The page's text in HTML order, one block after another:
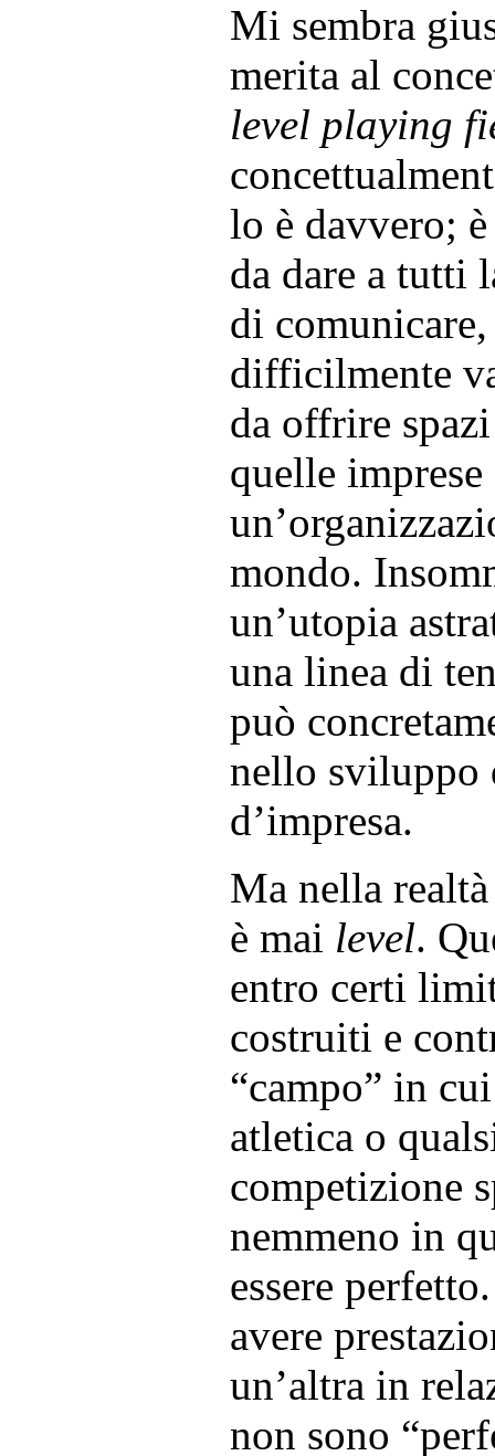
Mi sembra
merita al
level playing
lo è davvero;
da dare a tutti
di
difficilmente
da offrire
quelle
mondo.
un’utopia
una linea di
può
nello sviluppo
d’impresa.
Ma nella
è mai level.
entro certi
costruiti e
“campo” in
atletica o
competizione
nemmeno in
essere
avere
un’altra in
non sono